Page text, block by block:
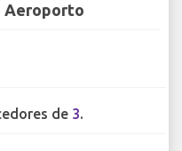
Aeroporto
de 3.